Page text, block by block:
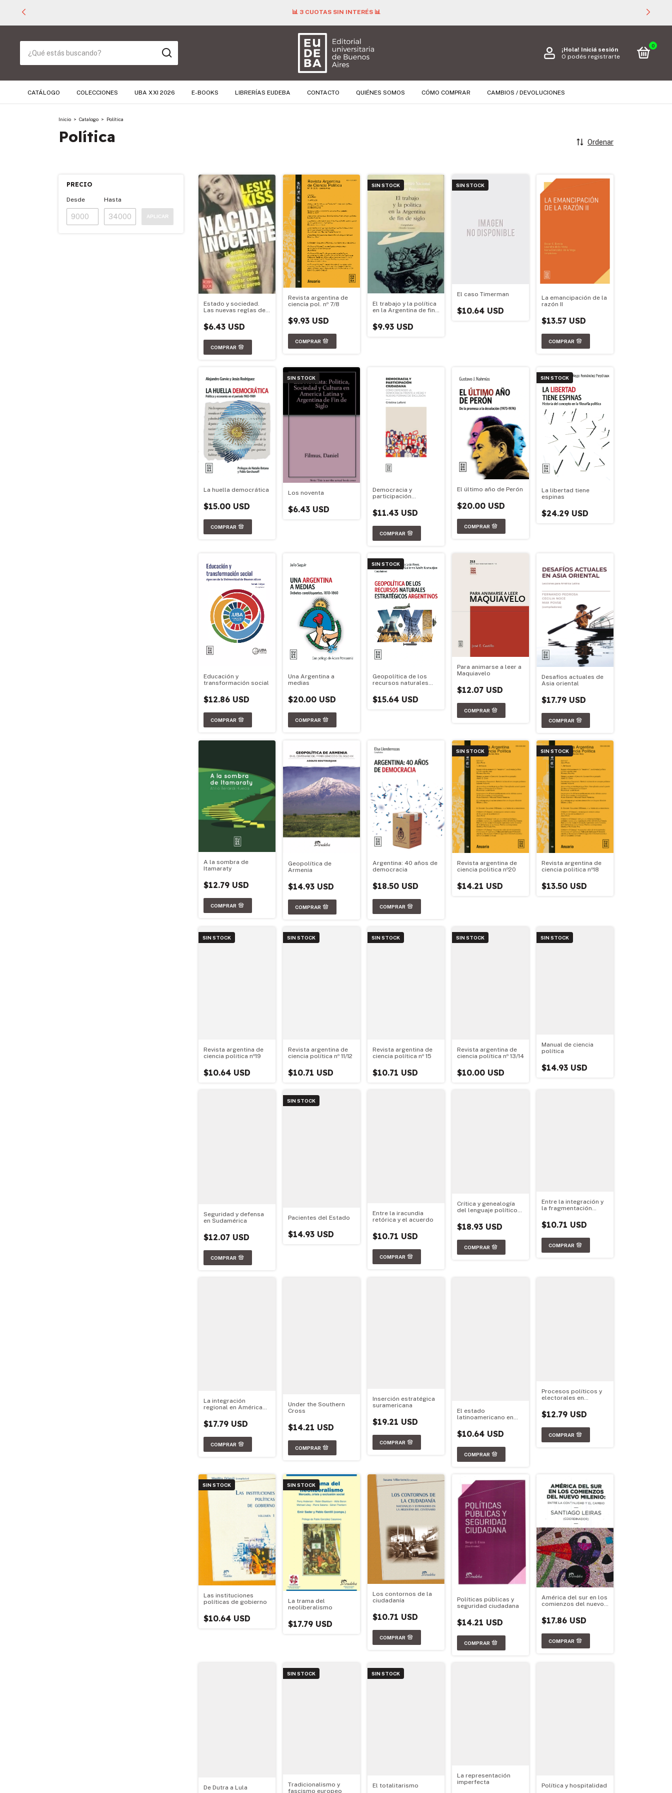
📊 3 CUOTAS SIN INTERÉS 📊
¡Hola! Iniciá sesión
O podés registrarte
0
CATÁLOGO COLECCIONES UBA XXI 2026 E-BOOKS LIBRERÍAS EUDEBA CONTACTO QUIÉNES SOMOS CÓMO COMPRAR CAMBIOS / DEVOLUCIONES
Inicio > Catalogo > Política
Política Ordenar
PRECIO
Desde Hasta
APLICAR
Estado y sociedad.
Las nuevas reglas del
$6.43 USD
Revista argentina de
ciencia pol. nº 7/8
$9.93 USD
SIN STOCK
El trabajo y la política
en la Argentina de fin
$9.93 USD
SIN STOCK
El caso Timerman
$10.64 USD
La emancipación de la
razón II
$13.57 USD
La huella democrática
$15.00 USD
SIN STOCK
Los noventa
$6.43 USD
Democracia y
participación
$11.43 USD
El último año de Perón
$20.00 USD
SIN STOCK
La libertad tiene
espinas
$24.29 USD
Educación y
transformación social
$12.86 USD
Una Argentina a
medias
$20.00 USD
SIN STOCK
Geopolítica de los
recursos naturales
$15.64 USD
Para animarse a leer a
Maquiavelo
$12.07 USD
Desafíos actuales de
Asia oriental
$17.79 USD
A la sombra de
Itamaraty
$12.79 USD
Geopolítica de
Armenia
$14.93 USD
Argentina: 40 años de
democracia
$18.50 USD
SIN STOCK
Revista argentina de
ciencia politica nº20
$14.21 USD
SIN STOCK
Revista argentina de
ciencia politica nº18
$13.50 USD
SIN STOCK
Revista argentina de
ciencia politica nº19
$10.64 USD
SIN STOCK
Revista argentina de
ciencia política nº 11/12
$10.71 USD
SIN STOCK
Revista argentina de
ciencia política nº 15
$10.71 USD
SIN STOCK
Revista argentina de
ciencia política nº 13/14
$10.00 USD
SIN STOCK
Manual de ciencia
política
$14.93 USD
Seguridad y defensa
en Sudamérica
$12.07 USD
SIN STOCK
Pacientes del Estado
$14.93 USD
Entre la iracundia
retórica y el acuerdo
$10.71 USD
Crítica y genealogía
del lenguaje político
$18.93 USD
Entre la integración y
la fragmentación
$10.71 USD
La integración
regional en América
$17.79 USD
Under the Southern
Cross
$14.21 USD
Inserción estratégica
suramericana
$19.21 USD
El estado
latinoamericano en
crisis y prospectiva
$10.64 USD
Procesos políticos y
electorales en
2013)
$12.79 USD
SIN STOCK
Las instituciones
políticas de gobierno
$10.64 USD
SIN STOCK
La trama del
neoliberalismo
$17.79 USD
Los contornos de la
ciudadanía
$10.71 USD
Políticas públicas y
seguridad ciudadana
$14.21 USD
América del sur en los
comienzos del nuevo
$17.86 USD
De Dutra a Lula
SIN STOCK
Tradicionalismo y
fascismo europeo
SIN STOCK
El totalitarismo
La representación
imperfecta
Política y hospitalidad